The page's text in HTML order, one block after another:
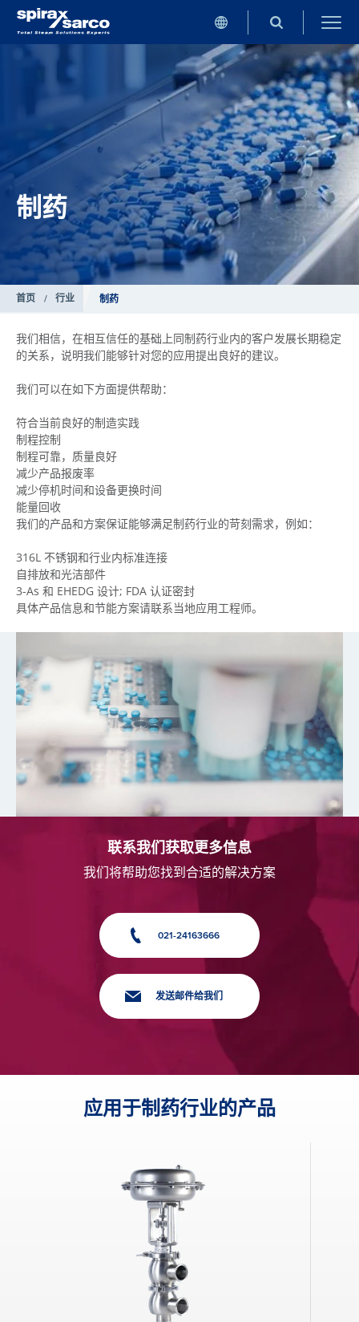
制药
首页 / 行业 制药
我们相信，在相互信任的基础上同制药行业内的客户发展长期稳定
的关系，说明我们能够针对您的应用提出良好的建议。
我们可以在如下方面提供帮助：
符合当前良好的制造实践
制程控制
制程可靠，质量良好
减少产品报废率
减少停机时间和设备更换时间
能量回收
我们的产品和方案保证能够满足制药行业的苛刻需求，例如：
316L 不锈钢和行业内标准连接
自排放和光洁部件
3-As 和 EHEDG 设计; FDA 认证密封
具体产品信息和节能方案请联系当地应用工程师。
联系我们获取更多信息
我们将帮助您找到合适的解决方案
021-24163666
发送邮件给我们
应用于制药行业的产品